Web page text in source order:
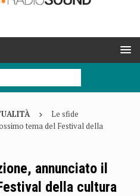
Le sfide
tema del Festival della
annunciato il
della cultura